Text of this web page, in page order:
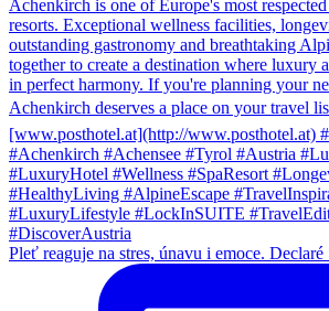
Pleť reaguje na stres, únavu i emoce.